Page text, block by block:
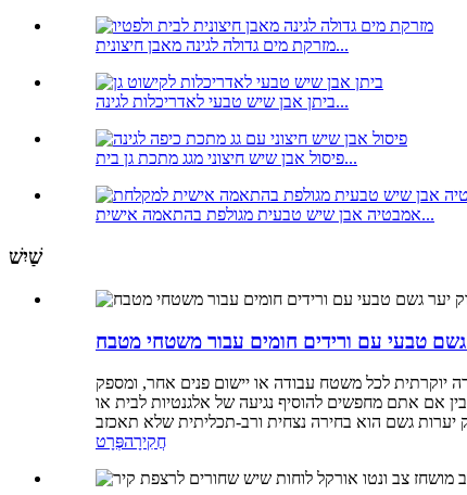
מזרקת מים גדולה לגינה מאבן חיצונית...
ביתן אבן שיש טבעי לאדריכלות לגינה...
פיסול אבן שיש חיצוני מגג מתכת גן בית...
אמבטיה אבן שיש טבעית מגולפת בהתאמה אישית...
שַׁיִשׁ
גשם טבעי עם ורידים חומים עבור משטחי מטבח
יוקרתית לכל משטח עבודה או יישום פנים אחר, ומספק
אם אתם מחפשים להוסיף נגיעה של אלגנטיות לבית או
חֲקִירָהפְּרָט